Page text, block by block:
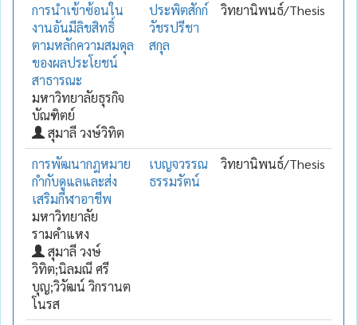
การนำเข้าซ้อนใน
งานอันมีลิขสิทธิ์
ตามหลักความสมดุล
ของผลประโยชน์
สาธารณะ
มหาวิทยาลัยธุรกิจ
บัณฑิตย์
สุมาลี วงษ์วิทิต
ประพิตสักก์
วัชรปรีชา
สกุล
วิทยานิพนธ์/Thesis
การพัฒนากฎหมาย
กำกับดูแลและส่ง
เสริมกีฬาอาชีพ
มหาวิทยาลัย
รามคำแหง
สุมาลี วงษ์
วิทิต;นิลมณี ศรี
บุญ;วิวัฒน์ วิกรานต
โนรส
เบญจวรรณ
ธรรมรัตน์
วิทยานิพนธ์/Thesis